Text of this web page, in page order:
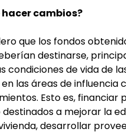
hacer cambios?
que los fondos
destinarse,
condiciones de vida de
las áreas de influencia
Esto es, financiar
a mejorar la
desarrollar